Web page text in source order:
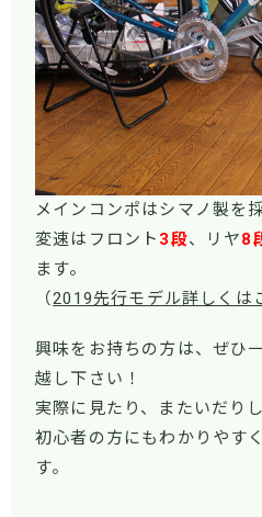
メインコンポはシマノ製を
変速はフロント 3段、リヤ8
ます。
（2019先行モデル詳しくは
興味をお持ちの方は、ぜひ
越し下さい！
実際に見たり、またいだり
初心者の方にもわかりやす
す。